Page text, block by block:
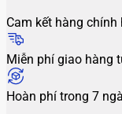
Cam kết hàng chính
Miễn phí giao hàng
Hoàn phí trong 7